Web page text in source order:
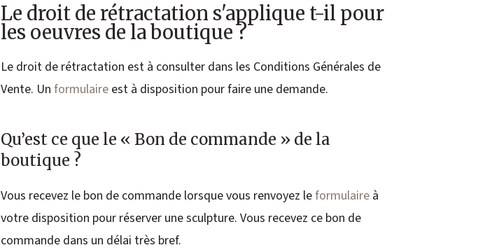
Le droit de rétractation s'applique t-il pour
les oeuvres de la boutique ?
Le droit de rétractation est à consulter dans les Conditions Générales de
Vente. Un formulaire est à disposition pour faire une demande.
Qu’est ce que le « Bon de commande » de la
boutique ?
Vous recevez le bon de commande lorsque vous renvoyez leformulaire à
votre disposition pour réserver une sculpture. Vous recevez ce bon de
commande dans un délai très bref.